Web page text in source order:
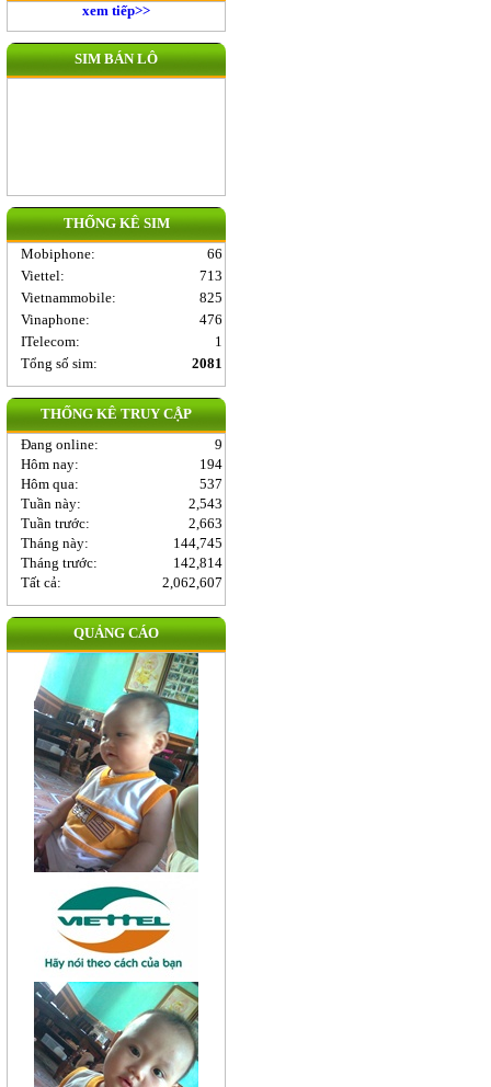
xem tiếp>>
SIM BÁN LÔ
THỐNG KÊ SIM
Mobiphone:
66
Viettel:
713
Vietnammobile:
825
Vinaphone:
476
ITelecom:
1
Tổng số sim:
2081
THỐNG KÊ TRUY CẬP
Đang online:
9
Hôm nay:
194
Hôm qua:
537
Tuần này:
2,543
Tuần trước:
2,663
Tháng này:
144,745
Tháng trước:
142,814
Tất cả:
2,062,607
QUẢNG CÁO